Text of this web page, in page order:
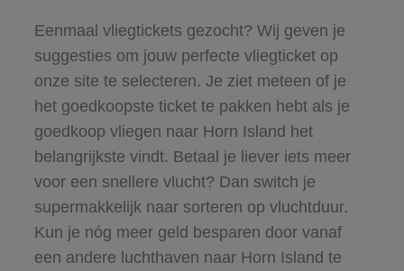
Eenmaal vliegtickets gezocht? Wij geven je
suggesties om jouw perfecte vliegticket op
onze site te selecteren. Je ziet meteen of je
het goedkoopste ticket te pakken hebt als je
goedkoop vliegen naar Horn Island het
belangrijkste vindt. Betaal je liever iets meer
voor een snellere vlucht? Dan switch je
supermakkelijk naar sorteren op vluchtduur.
Kun je nóg meer geld besparen door vanaf
een andere luchthaven naar Horn Island te